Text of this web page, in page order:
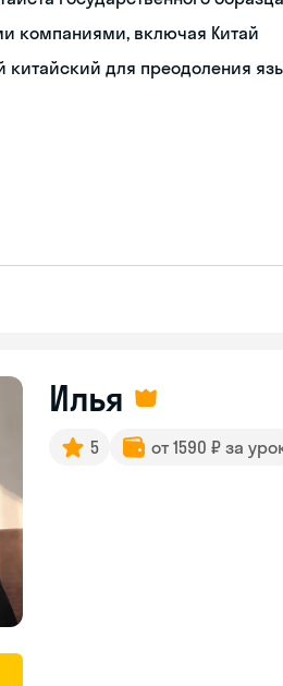
компаниями, включая Китай
китайский для преодоления
Илья
5 от 1590 ₽ за